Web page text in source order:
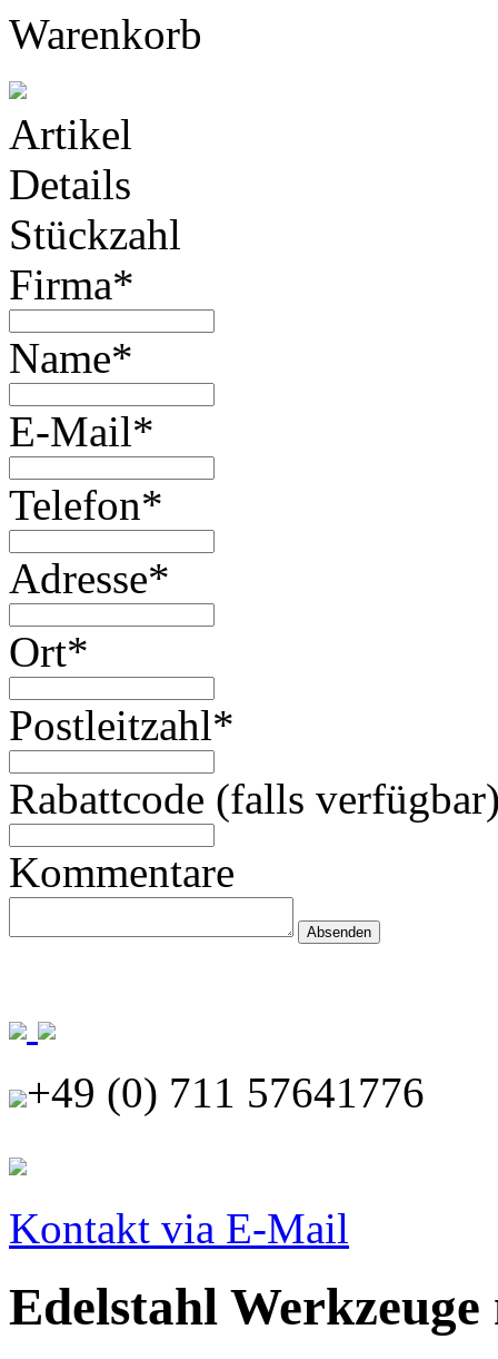
Warenkorb
Artikel
Details
Stückzahl
Firma*
Name*
E-Mail*
Telefon*
Adresse*
Ort*
Postleitzahl*
Rabattcode (falls
Kommentare
Absenden
+49 (0) 711 57641776
Kontakt via E-Mail
Edelstahl